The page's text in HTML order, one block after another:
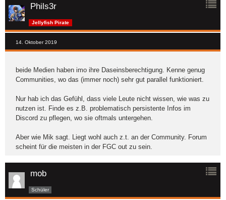
Phils3r
Jellyfish Pirate
14. Oktober 2019
beide Medien haben imo ihre Daseinsberechtigung. Kenne genug
Communities, wo das (immer noch) sehr gut parallel funktioniert.
Nur hab ich das Gefühl, dass viele Leute nicht wissen, wie was zu
nutzen ist. Finde es z.B. problematisch persistente Infos im
Discord zu pflegen, wo sie oftmals untergehen.
Aber wie Mik sagt. Liegt wohl auch z.t. an der Community. Forum
scheint für die meisten in der FGC out zu sein.
mob
Schüler